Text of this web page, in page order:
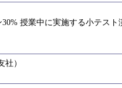
30% 授業中に実施する小テス
）